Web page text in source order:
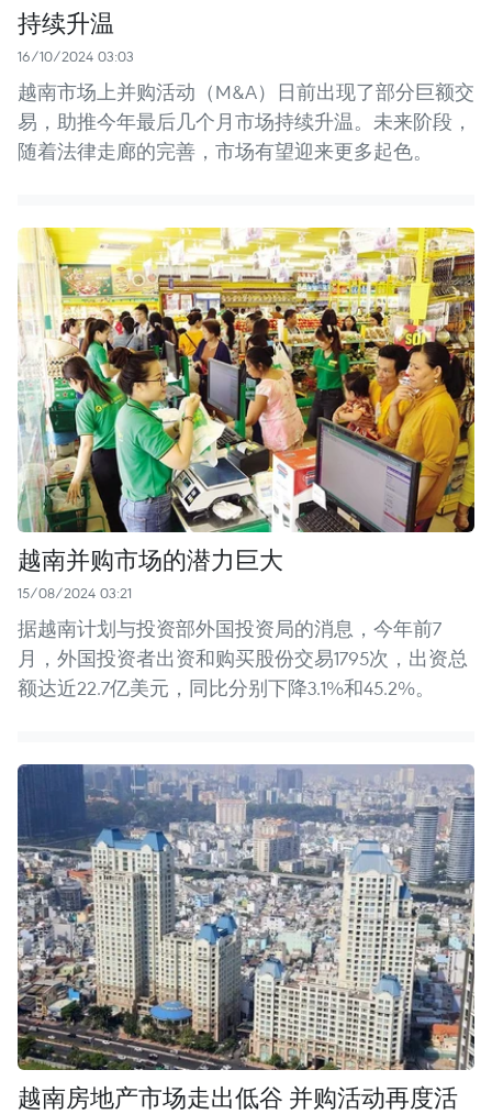
持续升温
16/10/2024 03:03
越南市场上并购活动（M&A）日前出现了部分巨额交
易，助推今年最后几个月市场持续升温。未来阶段，
随着法律走廊的完善，市场有望迎来更多起色。
越南并购市场的潜力巨大
15/08/2024 03:21
据越南计划与投资部外国投资局的消息，今年前7
月，外国投资者出资和购买股份交易1795次，出资总
额达近22.7亿美元，同比分别下降3.1%和45.2%。
越南房地产市场走出低谷 并购活动再度活